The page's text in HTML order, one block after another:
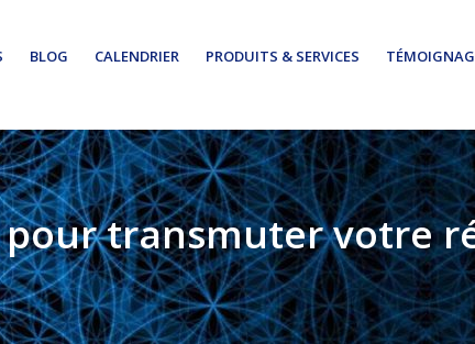
BLOG CALENDRIER PRODUITS & SERVICES
pour transmuter votre